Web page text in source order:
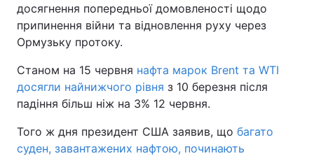
досягнення попередньої домовленості щодо
припинення війни та відновлення руху через
Ормузьку протоку.
Станом на 15 червня нафта марок Brent та WTI
досягли найнижчого рівня з 10 березня після
падіння більш ніж на 3% 12 червня.
Того ж дня президент США заявив, що багато
суден, завантажених нафтою, починають